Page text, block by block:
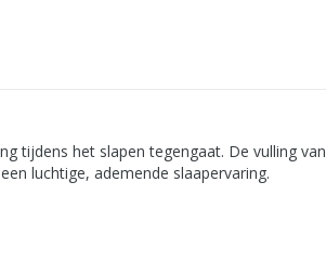
tijdens het slapen tegengaat. De vulling van
luchtige, ademende slaapervaring.